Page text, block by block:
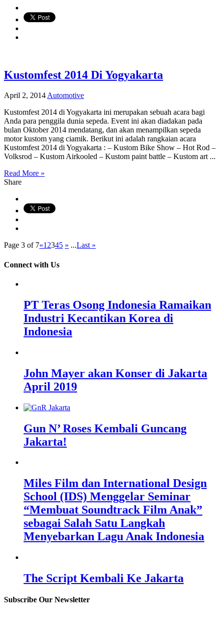
Kustomfest 2014 Di Yogyakarta
April 2, 2014Automotive
Kustomfest 2014 di Yogyakarta ini merupakan sebuah acara bagi
Anda para penggila dunia sepeda. Event ini akan diadakan pada
bulan Oktober 2014 mendatang, dan akan menampilkan sepeda
motor kustom yang ciamik. Berikut ini adalah rangkaian acara
Kustomfest 2014 di Yogyakarta : – Kustom Bike Show – Hot Rod –
Volksrod – Kustom Airkooled – Kustom paint battle – Kustom art ...
Read More »
Share
Page 3 of 7«12345 » ...Last »
Connect with Us
PT Teras Osong Indonesia Ramaikan
Industri Kecantikan Korea di
Indonesia
John Mayer akan Konser di Jakarta
April 2019
Gun N’ Roses Kembali Guncang
Jakarta!
Miles Film dan International Design
School (IDS) Menggelar Seminar
“Membuat Soundtrack Film Anak”
sebagai Salah Satu Langkah
Menyebarkan Lagu Anak Indonesia
The Script Kembali Ke Jakarta
Subscribe Our Newsletter